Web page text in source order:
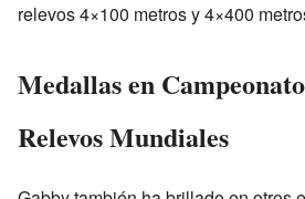
relevos 4×100 metros y 4×400
Medallas en
Relevos Mundiales